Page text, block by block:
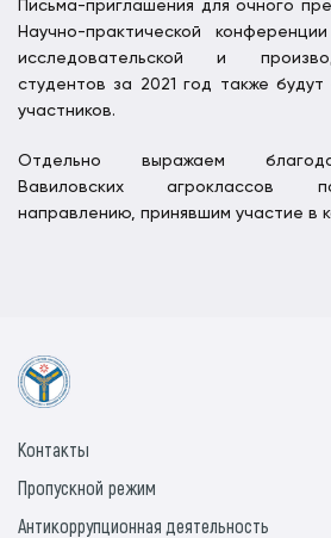
Письма-приглашения для очного
Научно-практической
исследовательской и
студентов за 2021 год также
участников.
Отдельно выражаем
Вавиловских агроклассов
направлению, принявшим участие в
Контакты
Пропускной режим
Антикоррупционная деятельность